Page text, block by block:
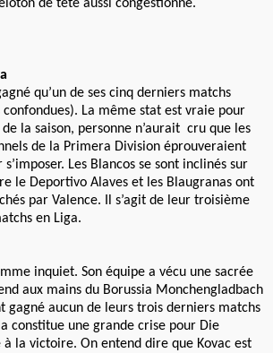
de tête aussi congestionné.
qu’un de ses cinq derniers matchs
La même stat est vraie pour
la saison, personne n’aurait cru que les
de la Primera Division éprouveraient
Les Blancos se sont inclinés sur
le Deportivo Alaves et les Blaugranas ont
par Valence. Il s’agit de leur troisième
en Liga.
inquiet. Son équipe a vécu une sacrée
aux mains du Borussia Monchengladbach
gagné aucun de leurs trois derniers matchs
constitue une grande crise pour Die
la victoire. On entend dire que Kovac est